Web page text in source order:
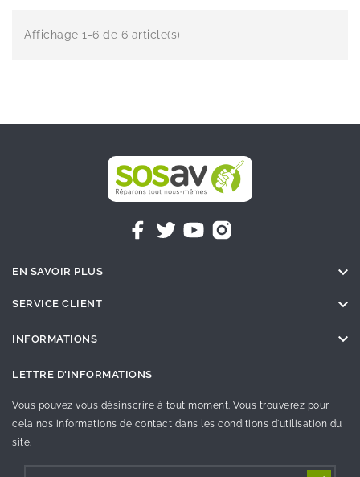
Affichage 1-6 de 6 article(s)
EN SAVOIR PLUS 
SERVICE CLIENT 
INFORMATIONS 
LETTRE D'INFORMATIONS
Vous pouvez vous désinscrire à tout moment. Vous trouverez pour
cela nos informations de contact dans les conditions d'utilisation du
site.